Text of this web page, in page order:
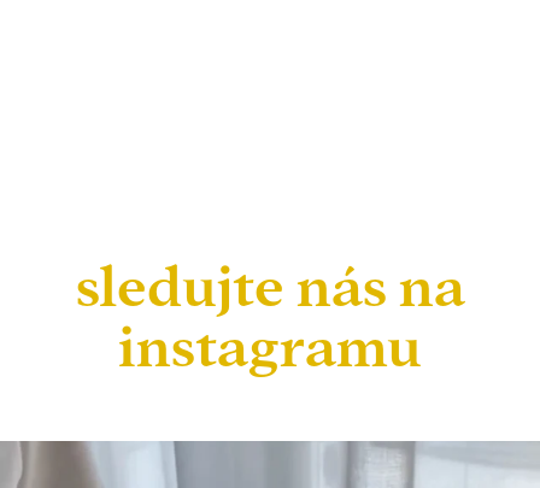
sledujte nás na
instagramu